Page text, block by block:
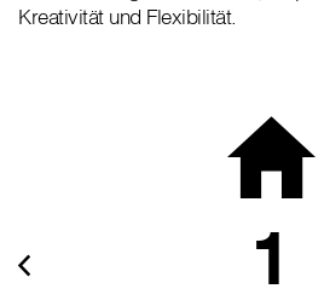
Kreativität und Flexibilität.
1